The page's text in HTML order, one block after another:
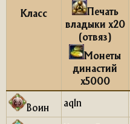
Класс​
Печать
владыки x20
(отвяз)
Монеты
династий
x5000
Воин
aqln